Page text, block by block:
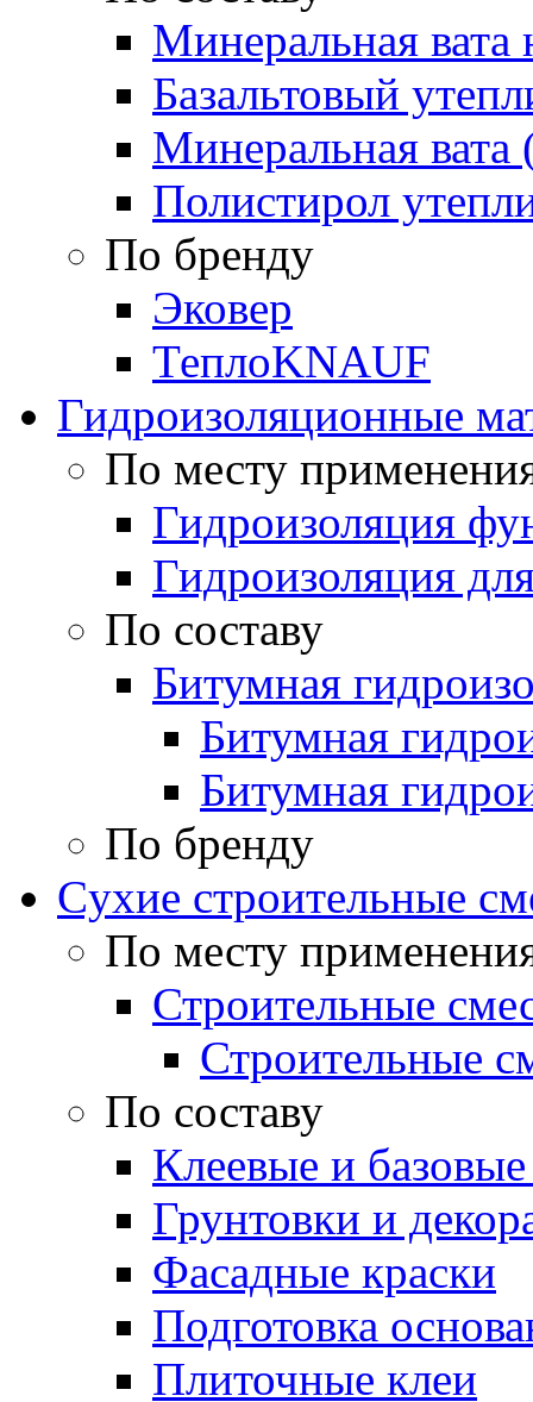
Минеральная вата
Базальтовый
Минеральная вата
Полистирол
По бренду
Эковер
ТеплоKNAUF
Гидроизоляционные
По месту
Гидроизоляция
Гидроизоляция
По составу
Битумная
Битумная
Битумная
По бренду
Cухие строительные
По месту
Строительные
Строительные
По составу
Клеевые и
Грунтовки и
Фасадные краски
Подготовка
Плиточные клеи